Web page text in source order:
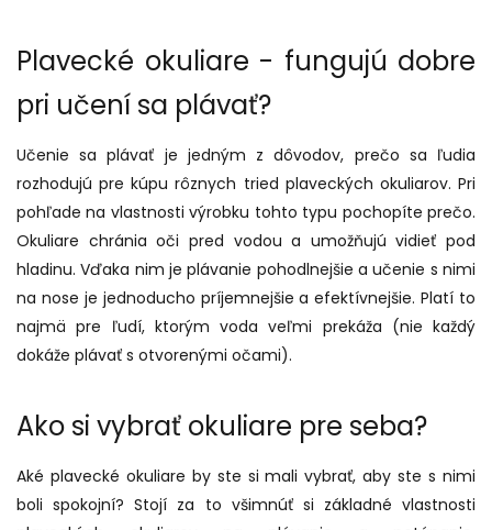
Plavecké okuliare - fungujú dobre
pri učení sa plávať?
Učenie sa plávať je jedným z dôvodov, prečo sa ľudia
rozhodujú pre kúpu rôznych tried plaveckých okuliarov. Pri
pohľade na vlastnosti výrobku tohto typu pochopíte prečo.
Okuliare chránia oči pred vodou a umožňujú vidieť pod
hladinu. Vďaka nim je plávanie pohodlnejšie a učenie s nimi
na nose je jednoducho príjemnejšie a efektívnejšie. Platí to
najmä pre ľudí, ktorým voda veľmi prekáža (nie každý
dokáže plávať s otvorenými očami).
Ako si vybrať okuliare pre seba?
Aké plavecké okuliare by ste si mali vybrať, aby ste s nimi
boli spokojní? Stojí za to všimnúť si základné vlastnosti